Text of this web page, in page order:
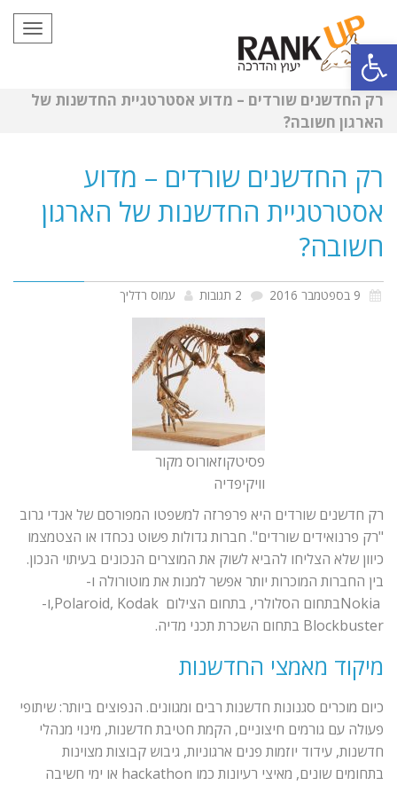
פתח סרגל נגישות
רק החדשנים שורדים – מדוע אסטרטגיית החדשנות של
הארגון חשובה?
רק החדשנים שורדים – מדוע
אסטרטגיית החדשנות של הארגון
חשובה?
2 תגובות עמוס רדליך
פסיטקוזאורוס מקור
וויקיפדיה
רק חדשנים שורדים היא פרפרזה למשפטו המפורסם של אנדי גרוב
"רק פרנואידים שורדים". חברות גדולות פשוט נכחדו או הצטמצמו
כיוון שלא הצליחו להביא לשוק את המוצרים הנכונים בעיתוי הנכון.
בין החברות המוכרות יותר אפשר למנות את מוטורולה ו-
Nokiaבתחום הסלולרי, בתחום הצילום Polaroid, Kodak,ו-
Blockbuster בתחום השכרת תכני מדיה.
מיקוד מאמצי החדשנות
כיום מוכרים סגנונות חדשנות רבים ומגוונים. הנפוצים ביותר: שיתופי
פעולה עם גורמים חיצוניים, הקמת חטיבת חדשנות, מינוי מנהלי
חדשנות, עידוד יוזמות פנים ארגוניות, גיבוש קבוצות מצוינות
בתחומים שונים, מאיצי רעיונות כמו hackathon או ימי חשיבה